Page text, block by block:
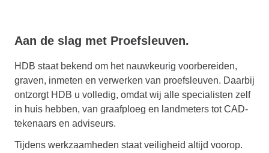
Aan de slag met Proefsleuven.
HDB staat bekend om het nauwkeurig voorbereiden,
graven, inmeten en verwerken van proefsleuven. Daarbij
ontzorgt HDB u volledig, omdat wij alle specialisten zelf
in huis hebben, van graafploeg en landmeters tot CAD-
tekenaars en adviseurs.
Tijdens werkzaamheden staat veiligheid altijd voorop.